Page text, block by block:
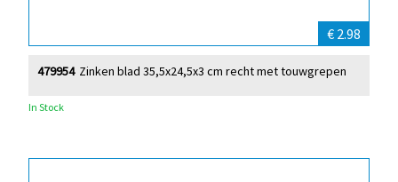
€ 2.98
Zinken blad 35,5x24,5x3 cm recht met touwgrepen
479954
In Stock